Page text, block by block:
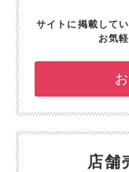
サイトに掲載して
お気
店舗